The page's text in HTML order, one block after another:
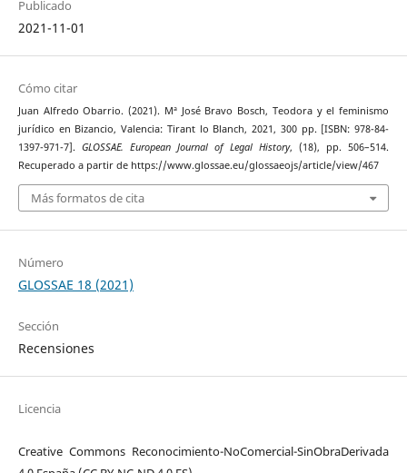
Publicado
2021-11-01
Cómo citar
Juan Alfredo Obarrio. (2021). Mª José Bravo Bosch, Teodora y el feminismo
jurídico en Bizancio, Valencia: Tirant lo Blanch, 2021, 300 pp. [ISBN: 978-84-
1397-971-7]. GLOSSAE. European Journal of Legal History, (18), pp. 506–514.
Recuperado a partir de https://www.glossae.eu/glossaeojs/article/view/467
Más formatos de cita
Número
GLOSSAE 18 (2021)
Sección
Recensiones
Licencia
Creative Commons Reconocimiento-NoComercial-SinObraDerivada